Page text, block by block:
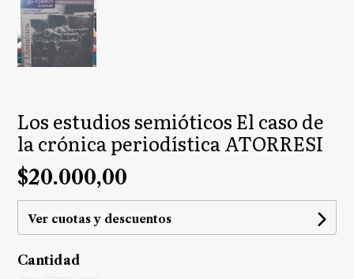
Los estudios semióticos El caso de
la crónica periodística ATORRESI
$20.000,00
Ver cuotas y descuentos
Cantidad